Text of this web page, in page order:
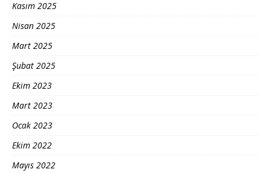
Kasım 2025
Nisan 2025
Mart 2025
Şubat 2025
Ekim 2023
Mart 2023
Ocak 2023
Ekim 2022
Mayıs 2022